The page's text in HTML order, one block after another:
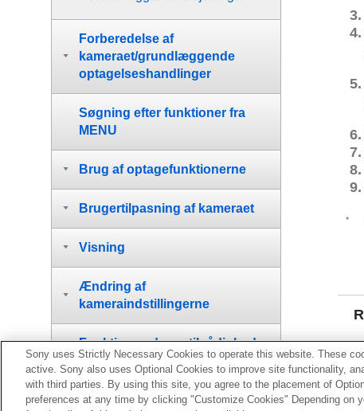
*
Forberedelse af
kameraet/grundlæggende
optagelseshandlinger
Søgning efter funktioner fra
MENU
Brug af optagefunktionerne
Brugertilpasning af kameraet
Visning
Ændring af
kameraindstillingerne
Funktioner, der er til rådighed
med en smartphone
Brug af en computer
Sony uses Strictly Necessary Cookies to operate this website. These
active. Sony also uses Optional Cookies to improve site functionality,
with third parties. By using this site, you agree to the placement of
preferences at any time by clicking "Customize Cookies" Depending on